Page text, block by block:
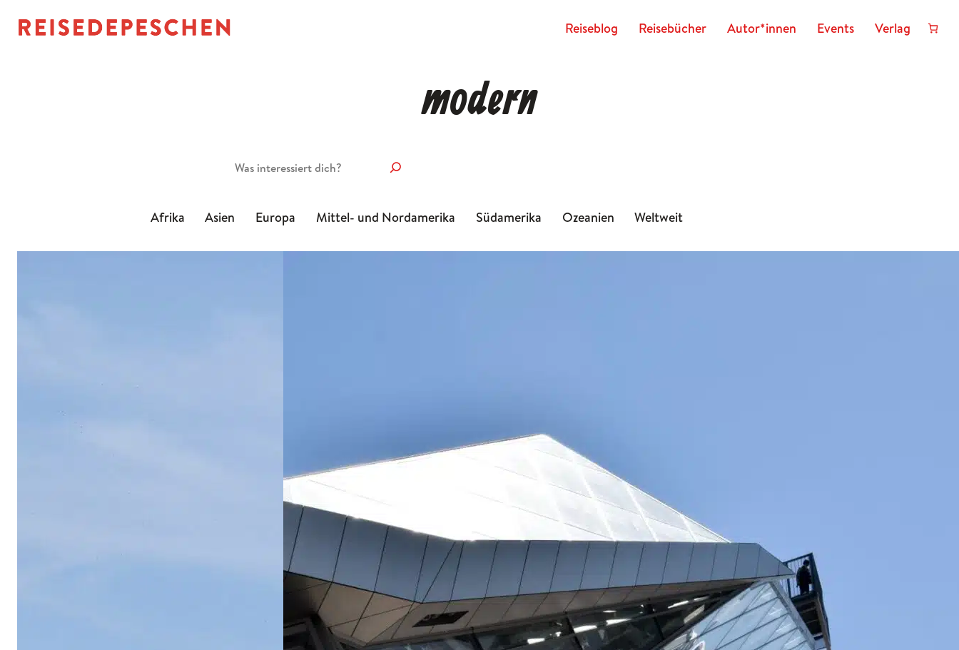
Rei­se­blog Reisebücher Autor*innen Events Verlag
modern
Afrika Asien Europa Mittel- und Nordamerika Südamerika Ozeanien Weltweit